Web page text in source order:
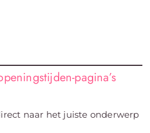
pagina’s
naar het juiste onderwerp